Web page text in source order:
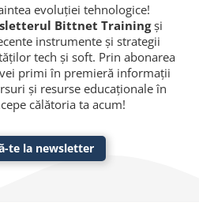
evoluției tehnologice!
Bittnet Trainingși
instrumente și strategii
tech și soft. Prin abonarea
primi în premieră informații
și resurse educaționale în
călătoria ta acum!
te la newsletter